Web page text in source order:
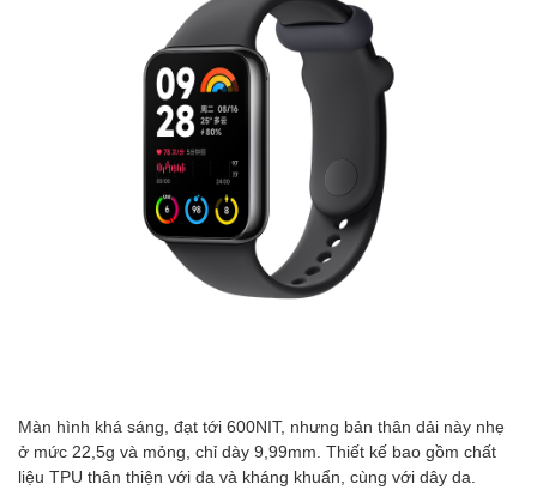
Màn hình khá sáng, đạt tới 600NIT, nhưng bản thân dải này nhẹ
ở mức 22,5g và mỏng, chỉ dày 9,99mm. Thiết kế bao gồm chất
liệu TPU thân thiện với da và kháng khuẩn, cùng với dây da.